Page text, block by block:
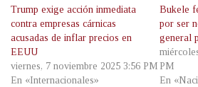
Trump exige acción inmediata
contra empresas cárnicas
acusadas de inflar precios en
EEUU
viernes, 7 noviembre 2025 3:56 PM
En «Internacionales»
Bukele
por ser
general
PM
En